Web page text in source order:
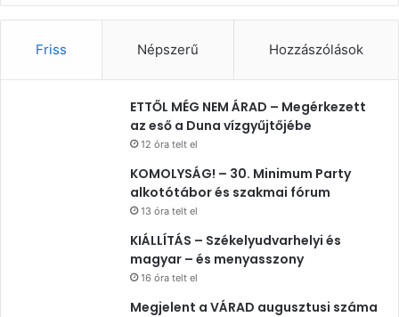
Friss Népszerű Hozzászólások
ETTŐL MÉG NEM ÁRAD – Megérkezett
az eső a Duna vízgyűjtőjébe
12 óra telt el
KOMOLYSÁG! – 30. Minimum Party
alkotótábor és szakmai fórum
13 óra telt el
KIÁLLÍTÁS – Székelyudvarhelyi és
magyar – és menyasszony
16 óra telt el
Megjelent a VÁRAD augusztusi száma